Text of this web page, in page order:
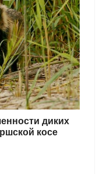
диких
косе